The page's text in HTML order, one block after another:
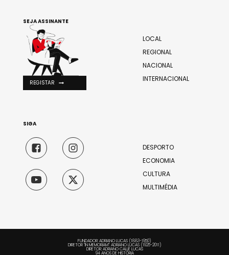
LOCAL
REGIONAL
NACIONAL
INTERNACIONAL
DESPORTO
ECONOMIA
CULTURA
MULTIMÉDIA
SEJA ASSINANTE
REGISTAR
SIGA
FUNDADOR: ADRIANO LUCAS (1883-1950)
DIRETOR "IN MEMORIAM": ADRIANO LUCAS (1925-2011)
DIRETOR: ADRIANO CALLÉ LUCAS
94 ANOS DE HISTÓRIA